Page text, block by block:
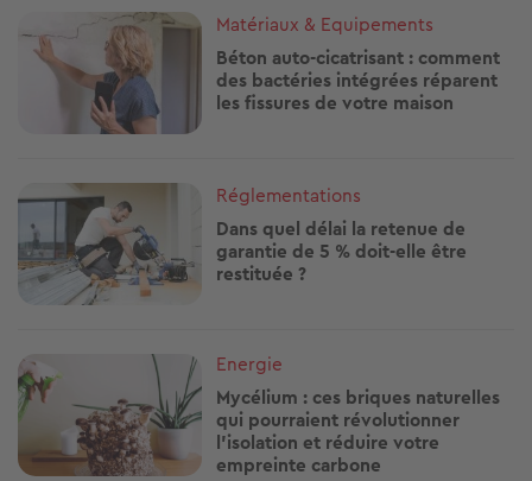
Matériaux & Equipements
Béton auto-cicatrisant : comment
des bactéries intégrées réparent
les fissures de votre maison
Image
Réglementations
Dans quel délai la retenue de
garantie de 5 % doit-elle être
restituée ?
Image
Energie
Mycélium : ces briques naturelles
qui pourraient révolutionner
l’isolation et réduire votre
empreinte carbone